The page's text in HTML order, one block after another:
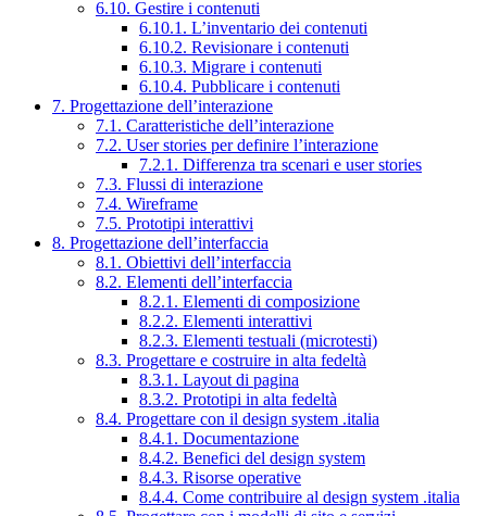
6.10. Gestire i contenuti
6.10.1. L’inventario dei contenuti
6.10.2. Revisionare i contenuti
6.10.3. Migrare i contenuti
6.10.4. Pubblicare i contenuti
7. Progettazione dell’interazione
7.1. Caratteristiche dell’interazione
7.2. User stories per definire l’interazione
7.2.1. Differenza tra scenari e user stories
7.3. Flussi di interazione
7.4. Wireframe
7.5. Prototipi interattivi
8. Progettazione dell’interfaccia
8.1. Obiettivi dell’interfaccia
8.2. Elementi dell’interfaccia
8.2.1. Elementi di composizione
8.2.2. Elementi interattivi
8.2.3. Elementi testuali (microtesti)
8.3. Progettare e costruire in alta fedeltà
8.3.1. Layout di pagina
8.3.2. Prototipi in alta fedeltà
8.4. Progettare con il design system .italia
8.4.1. Documentazione
8.4.2. Benefici del design system
8.4.3. Risorse operative
8.4.4. Come contribuire al design system .italia